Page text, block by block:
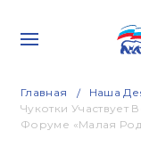
Главная Наша
Чукотки
Форуме «Малая